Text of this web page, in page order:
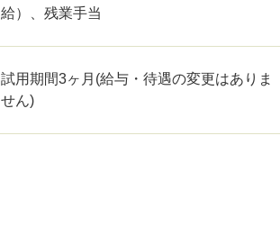
給）、残業手当
試用期間3ヶ月(給与・待遇の変更はありま
せん)